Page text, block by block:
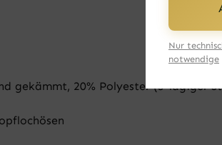
gekämmt, 20% Polyester (3-lagiger
Nur
notwendige